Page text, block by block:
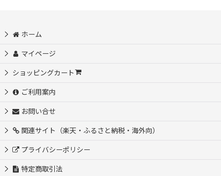
ホーム
マイページ
ショッピングカート
ご利用案内
お問い合せ
関連サイト（楽天・ふるさと納税・海外向）
プライバシーポリシー
特定商取引法